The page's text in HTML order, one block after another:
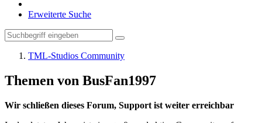
Erweiterte Suche
TML-Studios Community
Themen von BusFan1997
Wir schließen dieses Forum, Support ist weiter erreichbar